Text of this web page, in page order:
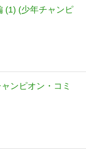
(1) (少年チャンピ
ンピオン・コミ